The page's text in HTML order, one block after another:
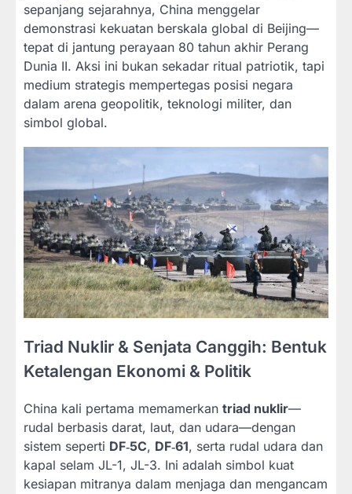
sepanjang sejarahnya, China menggelar
demonstrasi kekuatan berskala global di Beijing—
tepat di jantung perayaan 80 tahun akhir Perang
Dunia II. Aksi ini bukan sekadar ritual patriotik, tapi
medium strategis mempertegas posisi negara
dalam arena geopolitik, teknologi militer, dan
simbol global.
Triad Nuklir & Senjata Canggih: Bentuk
Ketalengan Ekonomi & Politik
China kali pertama memamerkan triad nuklir—
rudal berbasis darat, laut, dan udara—dengan
sistem seperti DF‑5C, DF‑61, serta rudal udara dan
kapal selam JL-1, JL-3. Ini adalah simbol kuat
kesiapan mitranya dalam menjaga dan mengancam